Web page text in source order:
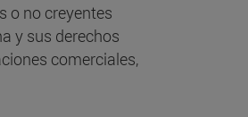
o no creyentes
y sus derechos
comerciales,